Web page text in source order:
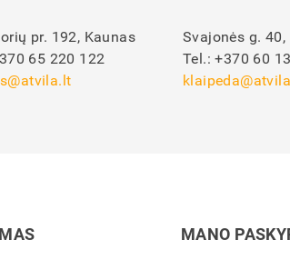
pr. 192, Kaunas
65 220 122
Svajonės g. 40,
Tel.:+370 60
MANO